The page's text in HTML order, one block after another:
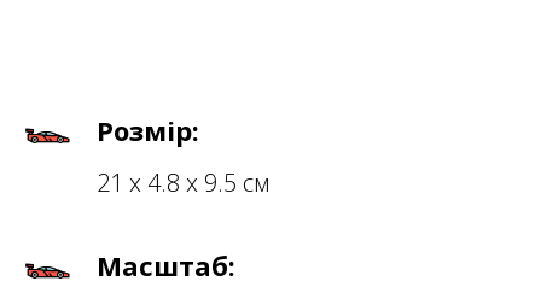
Розмір:
21 х 4.8 х 9.5 см
Масштаб: